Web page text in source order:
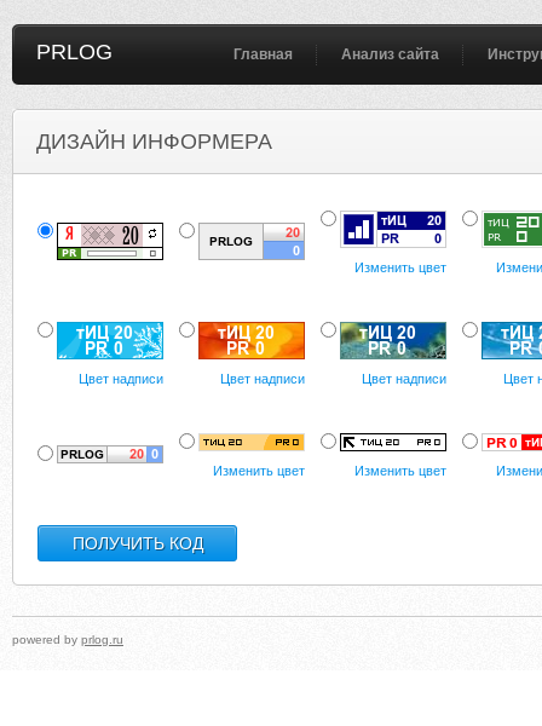
PRLOG Главная Анализ сайта
ДИЗАЙН ИНФОРМЕРА
Изменить цвет
Цвет надписи Цвет надписи Цвет надписи Цвет
Изменить цвет Изменить цвет
powered by prlog.ru